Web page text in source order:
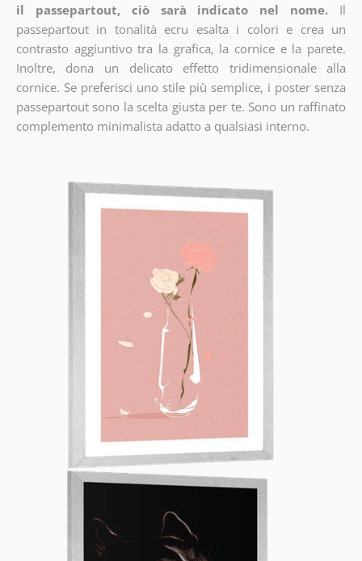
il passepartout, ciò sarà indicato nel nome.
Il
passepartout in tonalità ecru esalta i colori e crea un
contrasto aggiuntivo tra la grafica, la cornice e la parete.
Inoltre, dona un delicato effetto tridimensionale alla
cornice. Se preferisci uno stile più semplice, i poster senza
passepartout sono la scelta giusta per te. Sono un raffinato
complemento minimalista adatto a qualsiasi interno.